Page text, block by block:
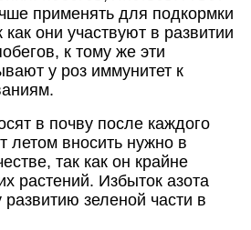
применять для подкормки
как они участвуют в развитии
к тому же эти
у роз иммунитет к
в почву после каждого
летом вносить нужно в
так как он крайне
растений. Избыток азота
зеленой части в